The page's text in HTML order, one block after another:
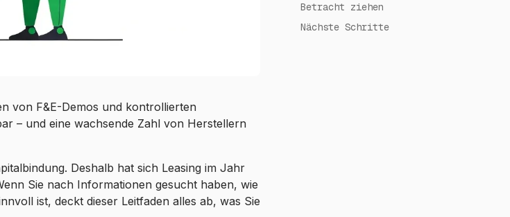
von F&E-Demos und kontrollierten
– und eine wachsende Zahl von Herstellern
Deshalb hat sich Leasing im Jahr
Sie nach Informationen gesucht haben, wie
ist, deckt dieser Leitfaden alles ab, was Sie
Betracht ziehen
Nächste Schritte